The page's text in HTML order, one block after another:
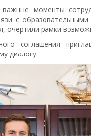
моменты
с
очертили рамки
соглашения
диалогу.